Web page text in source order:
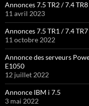
Annonces 7.5 TR2 / 7.4 TR8
11 avril 2023
Annonces 7.5 TR1 / 7.4 TR7
11 octobre 2022
Annonce des serveurs
E1050
12 juillet 2022
Annonce IBM i 7.5
3 mai 2022